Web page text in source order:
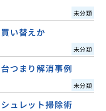
未分類
い替えか
未分類
つまり解消事例
未分類
ュレット掃除術